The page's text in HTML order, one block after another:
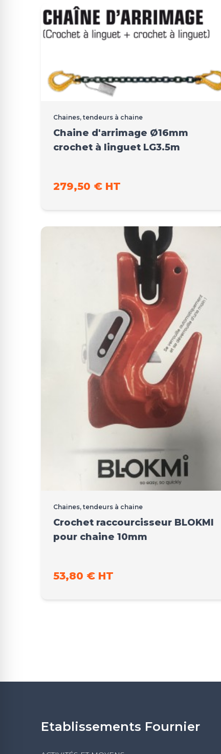
Chaines, tendeurs à chaine
Chaine d'arrimage Ø16mm
crochet à linguet LG3.5m
279,50 € HT
Chaines, tendeurs à chaine
Crochet raccourcisseur BLOKMI
pour chaine 10mm
53,80 € HT
Etablissements Fournier